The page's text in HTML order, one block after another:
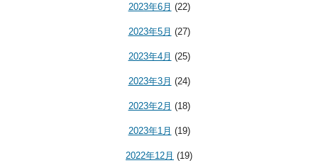
2023年6月 (22)
2023年5月 (27)
2023年4月 (25)
2023年3月 (24)
2023年2月 (18)
2023年1月 (19)
2022年12月 (19)